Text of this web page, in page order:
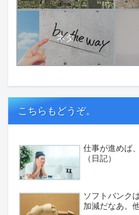
ネタ
こちらもどうぞ。
仕事が進めば
（日記）
ソフトバンク
加減だなあ。他